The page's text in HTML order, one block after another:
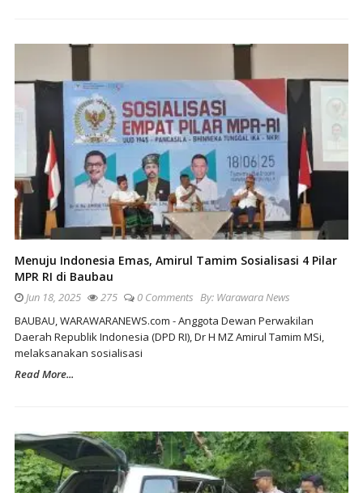
Menuju Indonesia Emas, Amirul Tamim Sosialisasi 4 Pilar
MPR RI di Baubau
Jun 18, 2025 275 0 Comments By: Warawara News
BAUBAU, WARAWARANEWS.com - Anggota Dewan Perwakilan
Daerah Republik Indonesia (DPD RI), Dr H MZ Amirul Tamim MSi,
melaksanakan sosialisasi
Read More...